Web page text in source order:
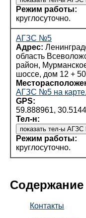
Режим работы:
круглосуточно.
АГЗС №5
Адрес:
область
район,
шоссе, дом 12 +
АГЗС №5 на карте.
GPS:
59.888961,
Тел-н:
Режим работы:
круглосуточно.
Содержание
Контакты